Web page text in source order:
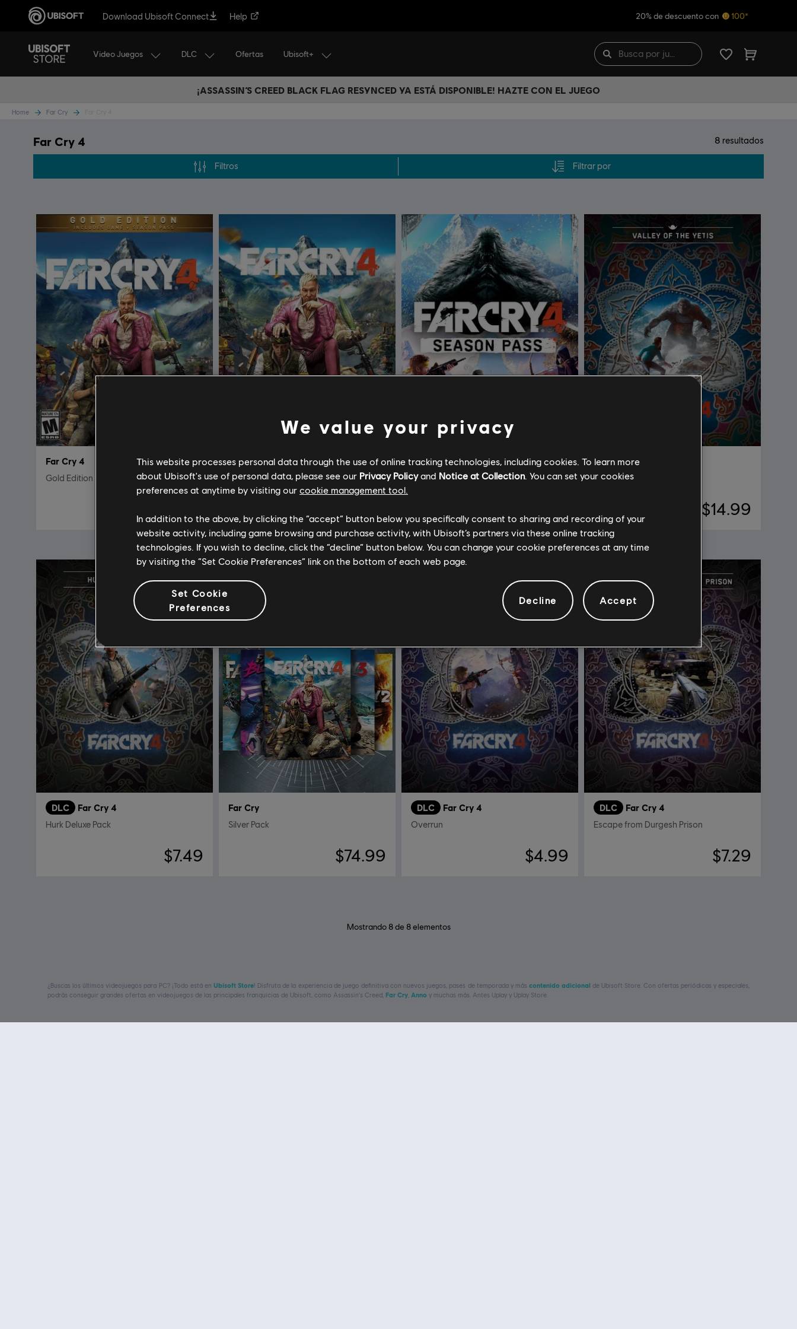
Download Ubisoft Connect Help 20% de descuento con 100*
Video Juegos DLC Ofertas Ubisoft+
¡ASSASSIN’S CREED BLACK FLAG RESYNCED YA ESTÁ DISPONIBLE! HAZTE CON EL JUEGO
Home Far Cry
Far Cry 4 8 resultados
Filtros Filtrar por
Far Cry 4
Gold Edition
Far Cry 4
Standard Edition
DLC Far Cry 4
Season Pass
DLC Far Cry 4
Valley of the Yetis
$14.99
DLC Far Cry 4
Hurk Deluxe Pack
$7.49
Far Cry
Silver Pack
$74.99
DLC Far Cry 4
Overrun
$4.99
DLC Far Cry 4
Escape from Durgesh Prison
$7.29
Mostrando 8de 8elementos
¿Buscas los últimos videojuegos para PC? ¡Todo está enUbisoft Store! Disfruta de la experiencia de juego definitiva con nuevos juegos, pases de temporada y más contenido adicional de Ubisoft Store. Con ofertas periódicas y especiales,
podrás conseguir grandes ofertas en videojuegos de las principales franquicias de Ubisoft, como Assassin's Creed, Far Cry Anno y muchas más. Antes Uplay y Uplay Store.
We value your privacy
This website processes personal data through the use of online tracking technologies, including cookies. To learn more
about Ubisoft's use of personal data, please see our Privacy Policyand Notice at Collection. You can set your cookies
preferences at anytime by visiting our cookie management tool.
In addition to the above, by clicking the “accept” button below you specifically consent to sharing and recording of your
website activity, including game browsing and purchase activity, with Ubisoft’s partners via these online tracking
technologies. If you wish to decline, click the “decline” button below. You can change your cookie preferences at any time
by visiting the “Set Cookie Preferences” link on the bottom of each web page.
Set Cookie
Preferences
Decline Accept